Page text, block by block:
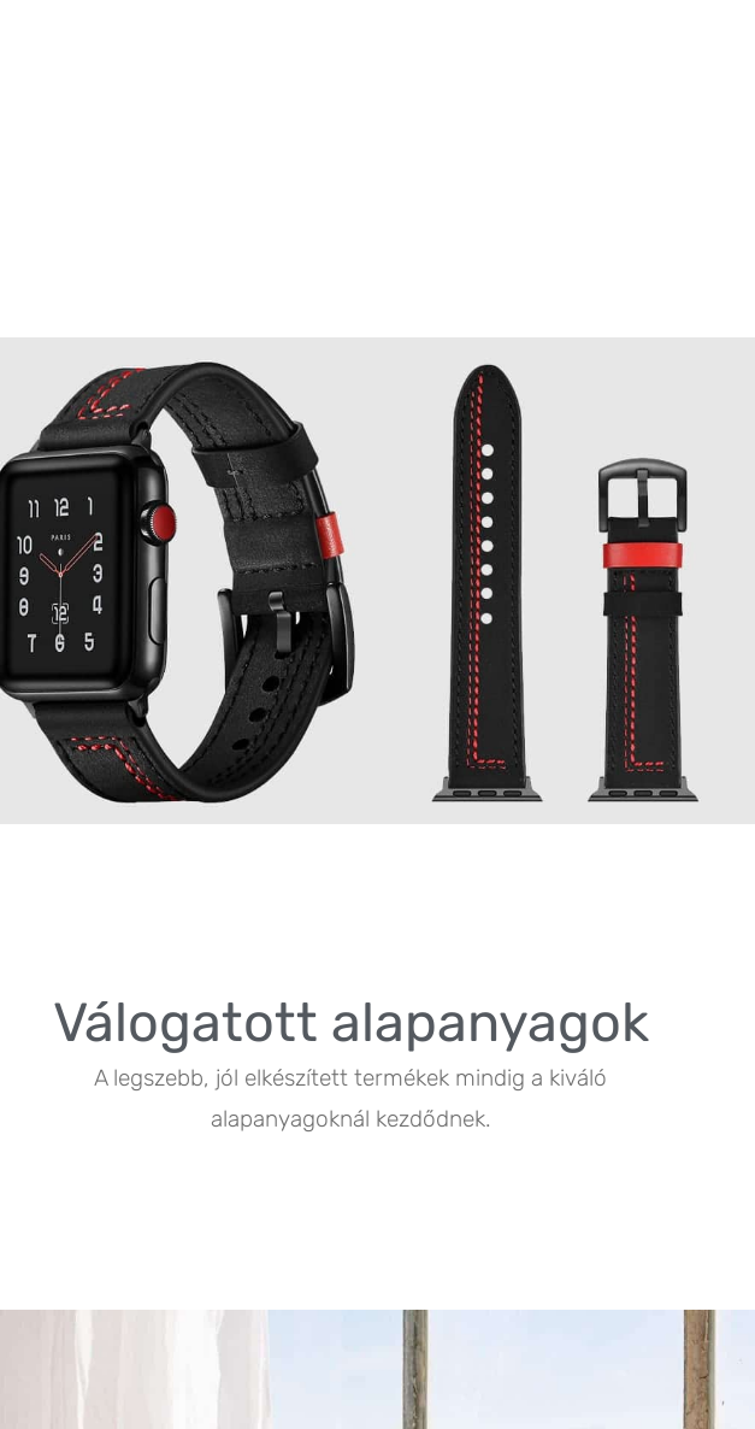
Válogatott alapanyagok
A legszebb, jól elkészített termékek mindig a kiváló
alapanyagoknál kezdődnek.